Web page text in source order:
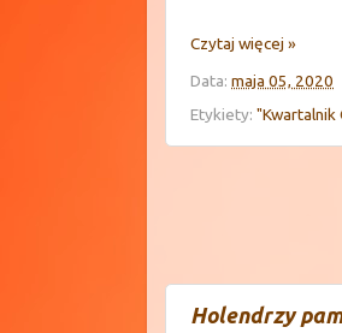
Czytaj więcej »
Data: maja 05, 2020
Etykiety: "Kwartalnik
Holendrzy